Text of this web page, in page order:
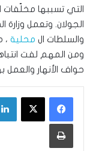
التي تسببها مخلّفات
الجولان. وتعمل
والسلطات ال محلية ،
ومن المهم لفت
حواف الأنهار والعمل
طباعة